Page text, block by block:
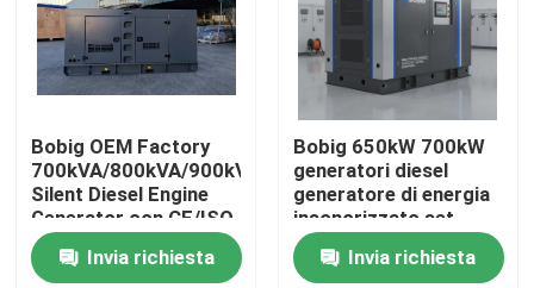
Prodotti
Video
Bobig OEM Factory
700kVA/800kVA/900kVA/1000kVA
Silent Diesel Engine
Generator con CE/ISO
per l'industria
Invia richiesta
Bobig 650kW 700kW
generatori diesel
generatore di energia
insonorizzato set
generatore di energia
super silenzioso
Invia richiesta